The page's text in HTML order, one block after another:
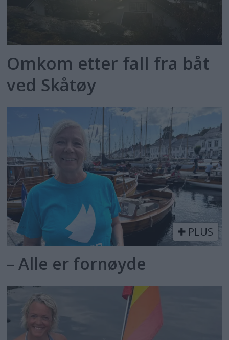
Omkom etter fall fra båt
ved Skåtøy
PLUS
– Alle er fornøyde